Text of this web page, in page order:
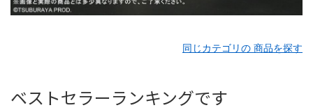
同じカテゴリの 商品を探す
ベストセラーランキングです